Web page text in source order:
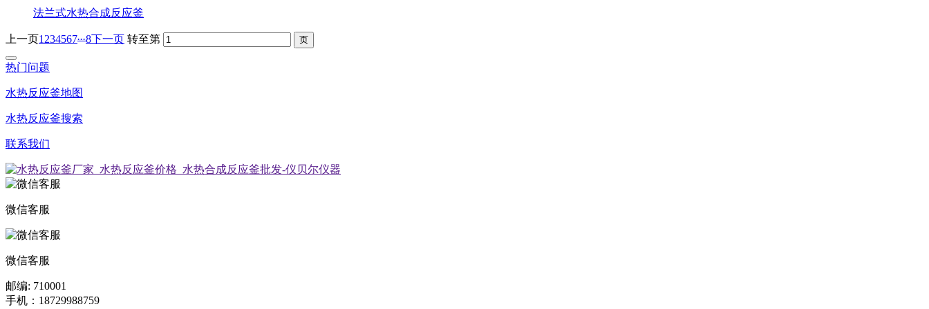
法兰式水热合成反应釜
上一页1 234567...8下一页 转至第
热门问题
水热反应釜地图
水热反应釜搜索
联系我们
微信客服
微信客服
邮编: 710001
手机：18729988759